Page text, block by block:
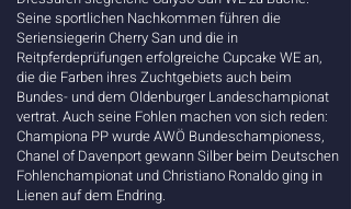
Seine sportlichen Nachkommen führen die
Seriensiegerin Cherry San und die in
Reitpferdeprüfungen erfolgreiche Cupcake WE an,
die die Farben ihres Zuchtgebiets auch beim
Bundes- und dem Oldenburger Landeschampionat
vertrat. Auch seine Fohlen machen von sich reden:
Championa PP wurde AWÖ Bundeschampioness,
Chanel of Davenport gewann Silber beim Deutschen
Fohlenchampionat und Christiano Ronaldo ging in
Lienen auf dem Endring.